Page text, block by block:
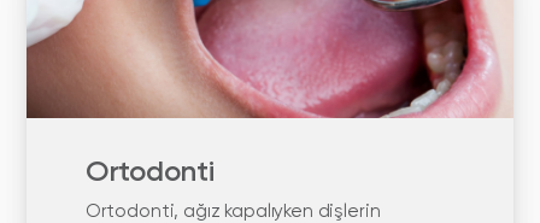
Ortodonti
Ortodonti, ağız kapalıyken dişlerin